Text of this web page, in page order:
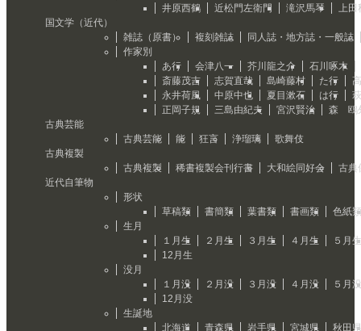
井原西鶴
近松門左衛門 滝沢馬琴
上
国文学（近代）
雑誌（原書）
複刻雑誌
同人誌・地方誌・一般誌
作家別
あ行
会津八一 芥川龍之介
石川啄木
斎藤茂吉
志賀直哉 島崎藤村 た行
永井荷風
中原中也 夏目漱石 は行
正岡子規
三島由紀夫 宮沢賢治
森 鴎
古典芸能
古典芸能
能 狂言 浄瑠璃
歌舞伎
古典複製
古典複製
稀書複製会刊行書 大和絵同好会
古典
近代自筆物
形状
草稿類
書簡類 葉書類 書画類
色紙類
生月
１月生
２月生 ３月生 ４月生
５月生
12月生
没月
１月没
２月没 ３月没 ４月没
５月没
12月没
生誕地
北海道
青森県 岩手県 宮城県
秋田県